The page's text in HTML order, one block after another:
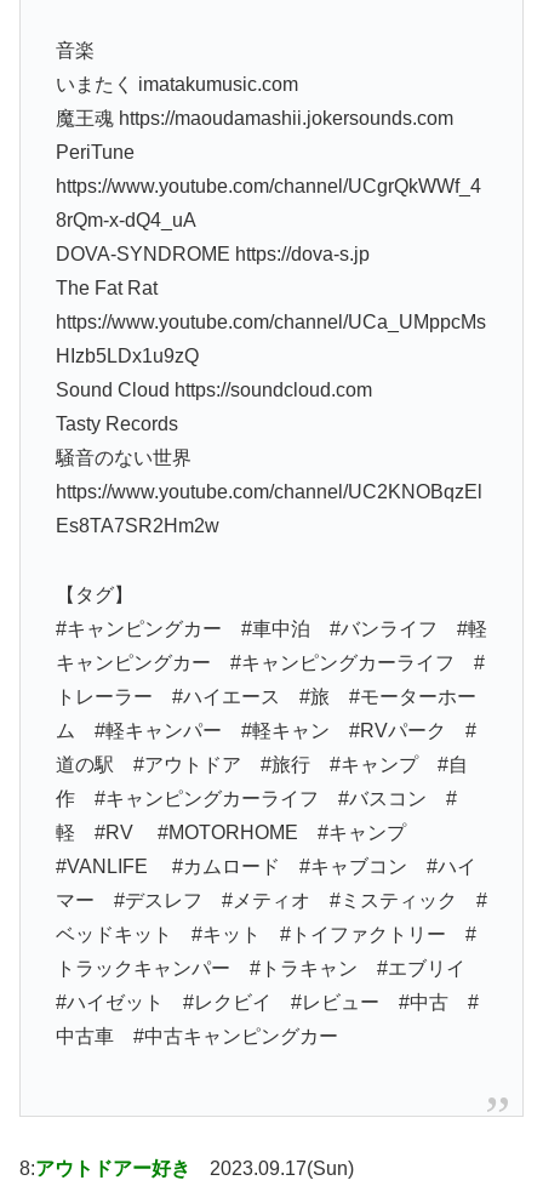
音楽
いまたく imatakumusic.com
魔王魂 https://maoudamashii.jokersounds.com
PeriTune
https://www.youtube.com/channel/UCgrQkWWf_4
8rQm-x-dQ4_uA
DOVA-SYNDROME https://dova-s.jp
The Fat Rat
https://www.youtube.com/channel/UCa_UMppcMs
HIzb5LDx1u9zQ
Sound Cloud https://soundcloud.com
Tasty Records
騒音のない世界
https://www.youtube.com/channel/UC2KNOBqzEl
Es8TA7SR2Hm2w
【タグ】
#キャンピングカー #車中泊 #バンライフ #軽
キャンピングカー #キャンピングカーライフ #
トレーラー #ハイエース #旅 #モーターホー
ム #軽キャンパー #軽キャン #RVパーク #
道の駅 #アウトドア #旅行 #キャンプ #自
作 #キャンピングカーライフ #バスコン #
軽 #RV #MOTORHOME #キャンプ
#VANLIFE #カムロード #キャブコン #ハイ
マー #デスレフ #メティオ #ミスティック #
ベッドキット #キット #トイファクトリー #
トラックキャンパー #トラキャン #エブリイ
#ハイゼット #レクビイ #レビュー #中古 #
中古車 #中古キャンピングカー
8:アウトドアー好き 2023.09.17(Sun)